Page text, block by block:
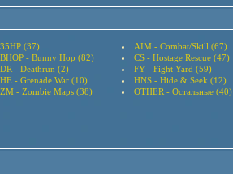
35HP (37) AIM - Combat/Skill (67)
BHOP - Bunny Hop (82) CS - Hostage Rescue (47)
DR - Deathrun (2) FY - Fight Yard (59)
HE - Grenade War (10) HNS - Hide & Seek (12)
ZM - Zombie Maps (38) OTHER - Остальные (40)